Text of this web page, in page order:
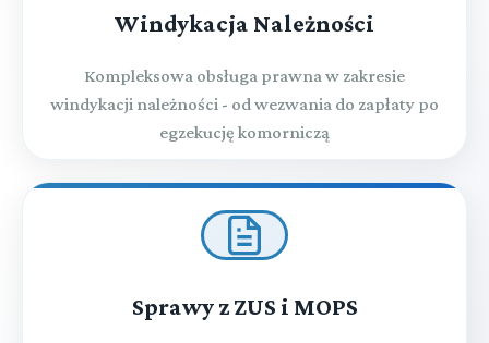
Windykacja Należności
Kompleksowa obsługa prawna w zakresie
windykacji należności - od wezwania do zapłaty po
egzekucję komorniczą
Sprawy z ZUS i MOPS